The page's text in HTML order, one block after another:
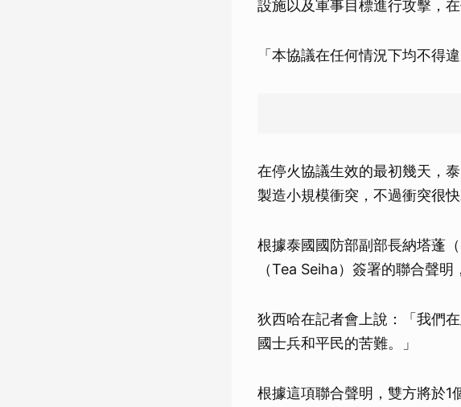
設施以及軍事目標進行攻擊，
「本協議在任何情況下均不得違
在停火協議生效的最初幾天，
製造小規模衝突，不過衝突很快
根據泰國國防部副部長納塔蓬
（Tea Seiha）簽署的聯合聲
狄西哈在記者會上說：「我們
國士兵和平民的苦難。」
根據這項聯合聲明，雙方將於1